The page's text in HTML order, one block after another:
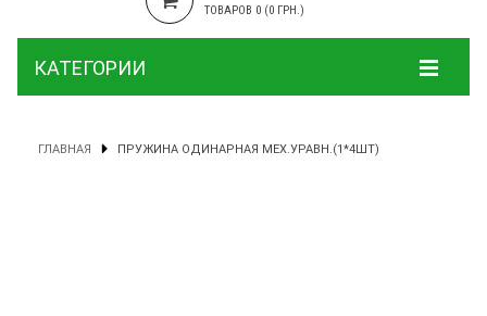
ТОВАРОВ 0 (0 ГРН.)
КАТЕГОРИИ
ГЛАВНАЯ ПРУЖИНА ОДИНАРНАЯ МЕХ.УРАВН.(1*4ШТ)